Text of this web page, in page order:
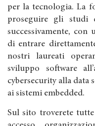
per la tecnologia. La
proseguire gli studi
successivamente,
di entrare
nostri laureati
sviluppo software
cybersecurity alla data
ai sistemi embedded.
Sul sito troverete